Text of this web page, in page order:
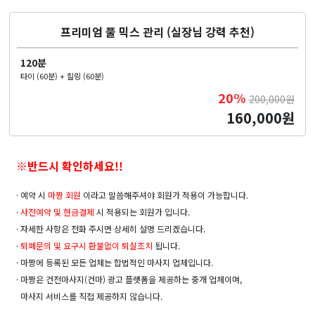
프리미엄 풀 믹스 관리 (실장님 강력 추천)
120분
타이 (60분) + 힐링 (60분)
20% 200,000원
160,000원
※반드시 확인하세요!!
· 예약 시 마짱 회원 이라고 말씀해주셔야 회원가 적용이 가능합니다.
·사전예약 및 현금결제 시 적용되는 회원가 입니다.
· 자세한 사항은 전화 주시면 상세히 설명 드리겠습니다.
·퇴폐문의 및 요구시 환불없이 퇴실조치 됩니다.
· 마짱에 등록된 모든 업체는 합법적인 마사지 업체입니다.
· 마짱은 건전마사지(건마) 광고 플랫폼을 제공하는 중개 업체이며,
마사지 서비스를 직접 제공하지 않습니다.